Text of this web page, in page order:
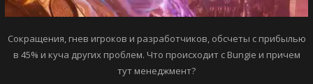
Сокращения, гнев игроков и разработчиков, обсчеты с прибылью
в 45% и куча других проблем. Что происходит с Bungie и причем
тут менеджмент?